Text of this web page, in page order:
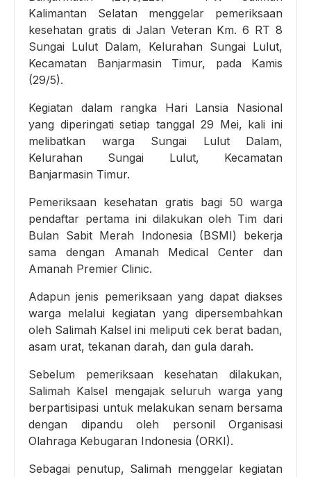
Kalimantan Selatan menggelar pemeriksaan
kesehatan gratis di Jalan Veteran Km. 6 RT 8
Sungai Lulut Dalam, Kelurahan Sungai Lulut,
Kecamatan Banjarmasin Timur, pada Kamis
(29/5).
Kegiatan dalam rangka Hari Lansia Nasional
yang diperingati setiap tanggal 29 Mei, kali ini
melibatkan warga Sungai Lulut Dalam,
Kelurahan Sungai Lulut, Kecamatan
Banjarmasin Timur.
Pemeriksaan kesehatan gratis bagi 50 warga
pendaftar pertama ini dilakukan oleh Tim dari
Bulan Sabit Merah Indonesia (BSMI) bekerja
sama dengan Amanah Medical Center dan
Amanah Premier Clinic.
Adapun jenis pemeriksaan yang dapat diakses
warga melalui kegiatan yang dipersembahkan
oleh Salimah Kalsel ini meliputi cek berat badan,
asam urat, tekanan darah, dan gula darah.
Sebelum pemeriksaan kesehatan dilakukan,
Salimah Kalsel mengajak seluruh warga yang
berpartisipasi untuk melakukan senam bersama
dengan dipandu oleh personil Organisasi
Olahraga Kebugaran Indonesia (ORKI).
Sebagai penutup, Salimah menggelar kegiatan